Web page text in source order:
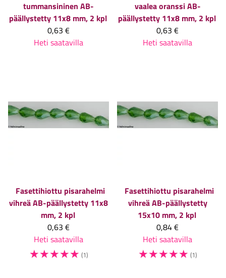
tummansininen AB-
päällystetty 11x8 mm, 2 kpl
0,63 €
Heti saatavilla
vaalea oranssi AB-
päällystetty 11x8 mm, 2 kpl
0,63 €
Heti saatavilla
Fasettihiottu pisarahelmi
vihreä AB-päällystetty 11x8
mm, 2 kpl
0,63 €
Heti saatavilla
☆☆☆☆☆ (1)
Fasettihiottu pisarahelmi
vihreä AB-päällystetty
15x10 mm, 2 kpl
0,84 €
Heti saatavilla
☆☆☆☆☆ (1)